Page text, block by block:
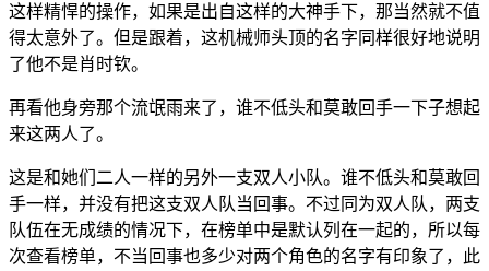
这样精悍的操作，如果是出自这样的大神手下，那当然就不值
得太意外了。但是跟着，这机械师头顶的名字同样很好地说明
了他不是肖时钦。
再看他身旁那个流氓雨来了，谁不低头和莫敢回手一下子想起
来这两人了。
这是和她们二人一样的另外一支双人小队。谁不低头和莫敢回
手一样，并没有把这支双人队当回事。不过同为双人队，两支
队伍在无成绩的情况下，在榜单中是默认列在一起的，所以每
次查看榜单，不当回事也多少对两个角色的名字有印象了，此